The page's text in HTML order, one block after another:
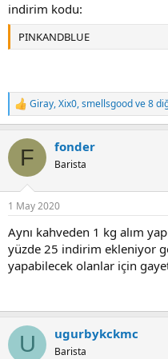
indirim kodu:
PINKANDBLUE
T
e
k
l
Giray,Xix0,smellsgoodve 8
F fonder
Barista
1 May 2020
Aynı kahveden 1 kg alım
yüzde 25 indirim ekleniyor
yapabilecek olanlar için
U ugurbykckmc
Barista